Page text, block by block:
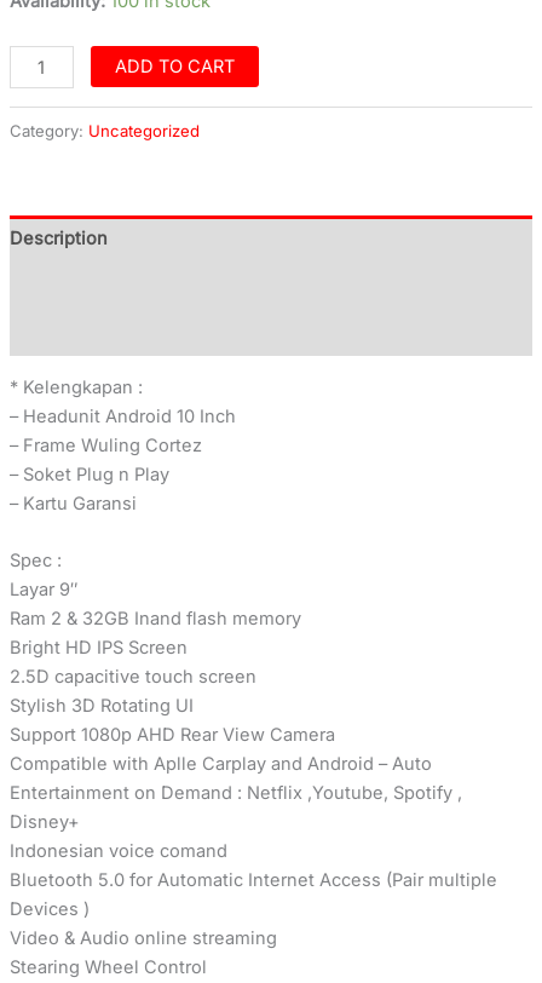
ADD TO CART
Category: Uncategorized
Description
* Kelengkapan :
– Headunit Android 10 Inch
– Frame Wuling Cortez
– Soket Plug n Play
– Kartu Garansi
Spec :
Layar 9″
Ram 2 & 32GB Inand flash memory
Bright HD IPS Screen
2.5D capacitive touch screen
Stylish 3D Rotating UI
Support 1080p AHD Rear View Camera
Compatible with Aplle Carplay and Android – Auto
Entertainment on Demand : Netflix ,Youtube, Spotify ,
Disney+
Indonesian voice comand
Bluetooth 5.0 for Automatic Internet Access (Pair multiple
Devices )
Video & Audio online streaming
Stearing Wheel Control